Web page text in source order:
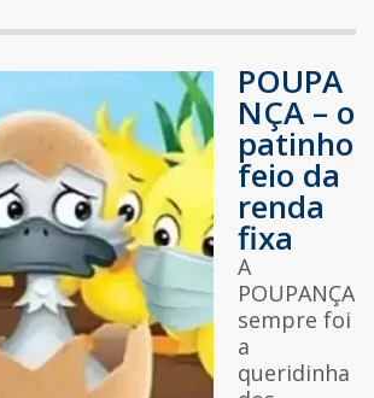
POUPA
NÇA – o
patinho
feio da
renda
fixa
A
POUPANÇA
sempre foi
a
queridinha